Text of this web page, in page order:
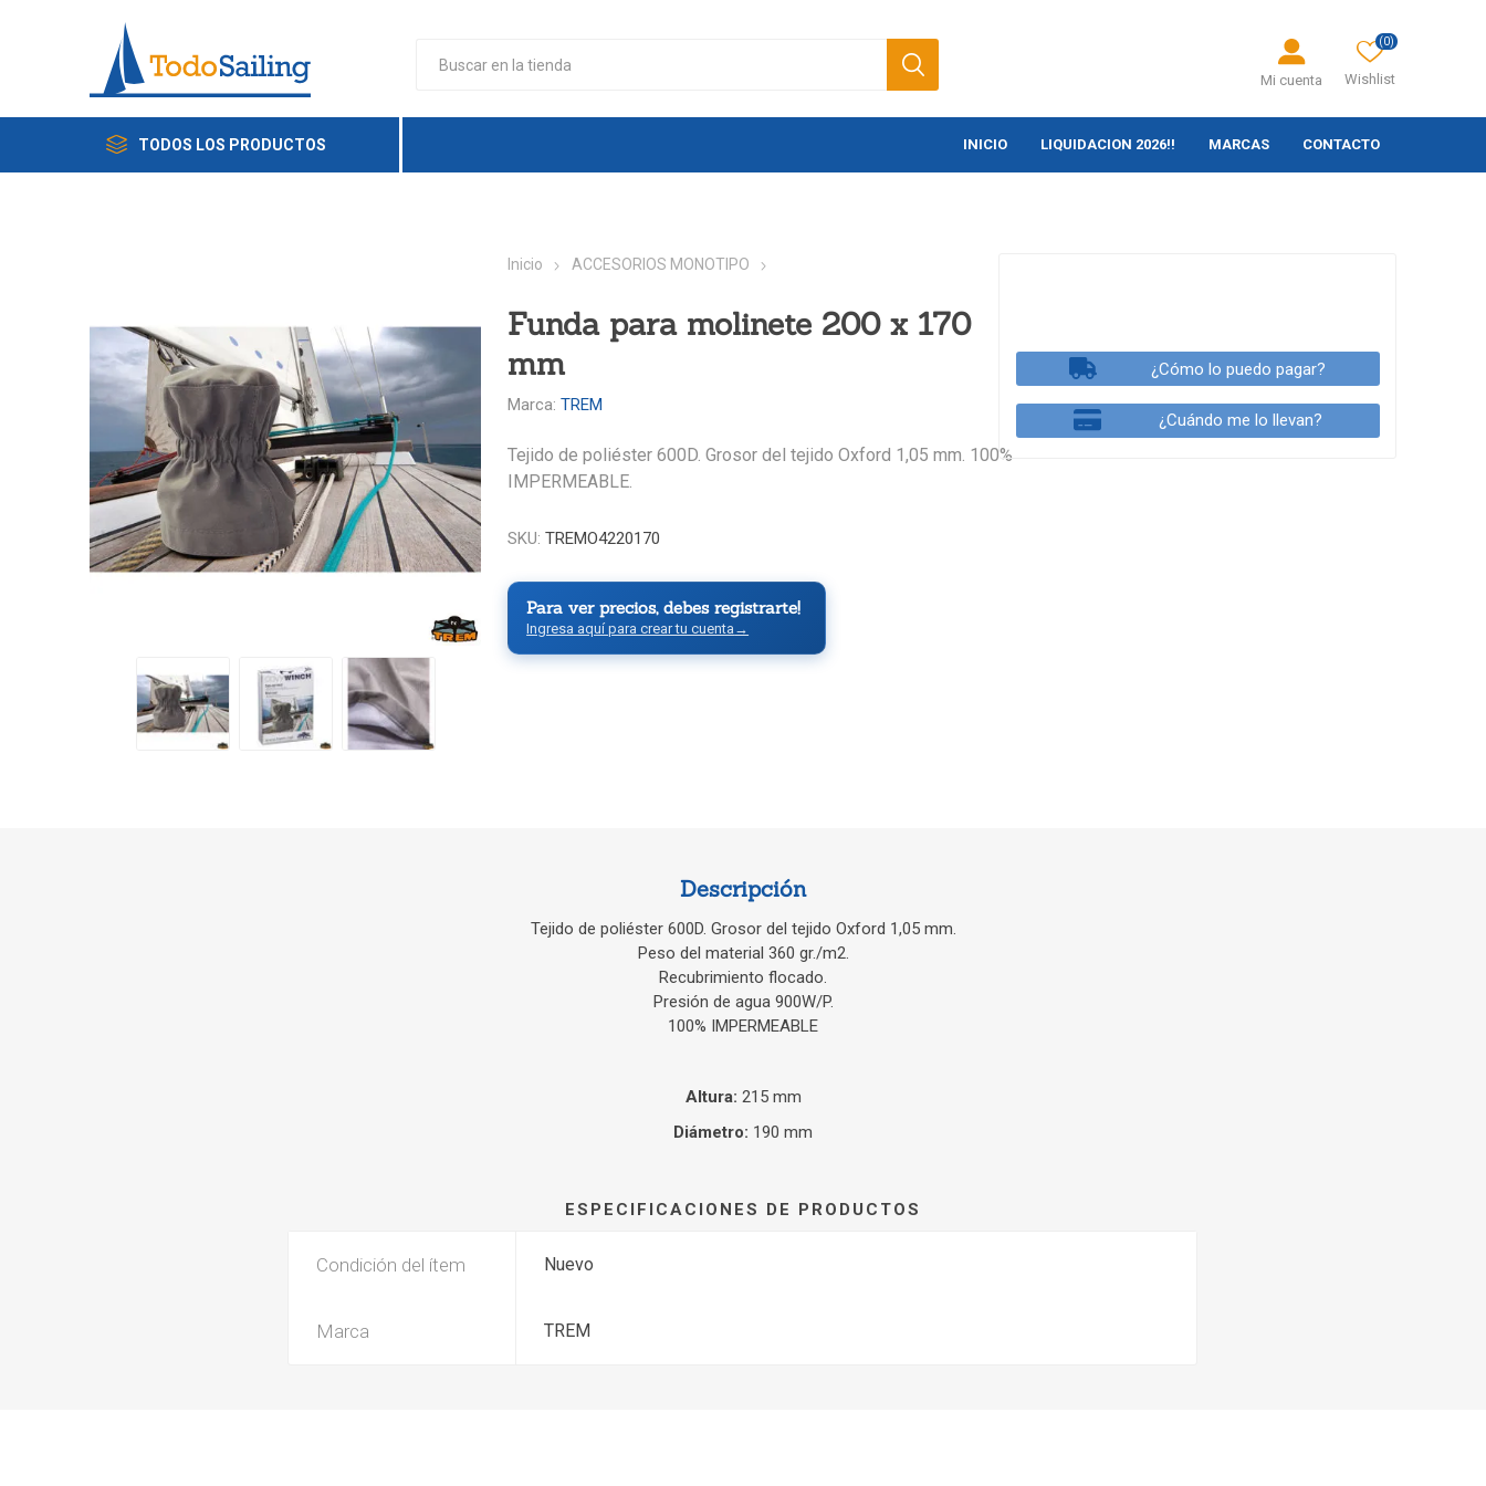
Mi cuenta Wishlist
(0)
TODOS LOS PRODUCTOS INICIO LIQUIDACION 2026!! MARCAS CONTACTO
Inicio ACCESORIOS MONOTIPO
Funda para molinete 200 x 170
mm
Marca: TREM
Tejido de poliéster 600D. Grosor del tejido Oxford 1,05 mm. 100%
IMPERMEABLE.
SKU: TREMO4220170
Para ver precios, debes registrarte!
Ingresa aquí para crear tu cuenta →
¿Cómo lo puedo pagar?
¿Cuándo me lo llevan?
Descripción
Tejido de poliéster 600D. Grosor del tejido Oxford 1,05 mm.
Peso del material 360 gr./m2.
Recubrimiento flocado.
Presión de agua 900W/P.
100% IMPERMEABLE
Altura: 215 mm
Diámetro: 190 mm
ESPECIFICACIONES DE PRODUCTOS
Condición del ítem Nuevo
Marca TREM